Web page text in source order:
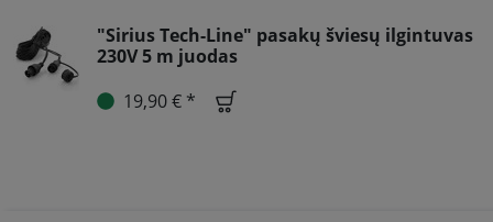
"Sirius Tech-Line" pasakų šviesų ilgintuvas
230V 5 m juodas
19,90 € *